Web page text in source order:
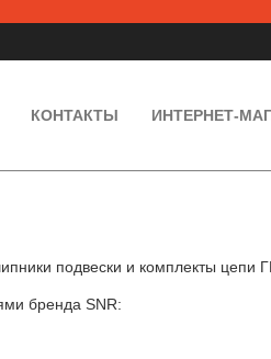
КОНТАКТЫ ИНТЕРНЕТ-
подвески и комплекты цепи
бренда SNR: